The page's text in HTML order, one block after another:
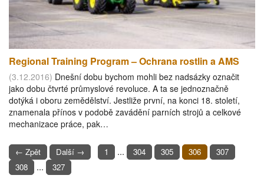
Regional Training Program – Ochrana rostlin a AMS
(3.12.2016) Dnešní dobu bychom mohli bez nadsázky označit
jako dobu čtvrté průmyslové revoluce. A ta se jednoznačně
dotýká i oboru zemědělství. Jestliže první, na konci 18. století,
znamenala přínos v podobě zavádění parních strojů a celkové
mechanizace práce, pak…
← Zpět Další → 1 ... 304 305 306
307
308
... 327